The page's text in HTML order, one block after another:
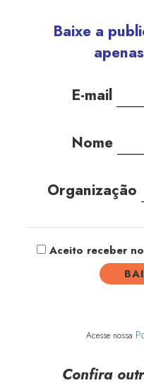
Baixe a
E-mail
Nome
Organização
Aceito receber
Acesse nossa
Confira